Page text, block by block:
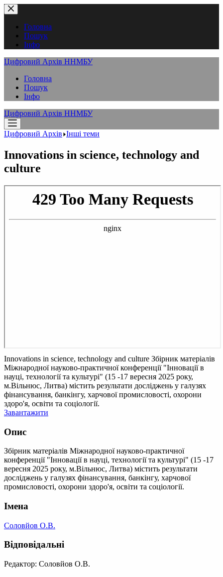
Перейти
до
вмістуГоловна
Пошук
Інфо
Цифровий Архів ННМБУ
Головна
Пошук
Інфо
Цифровий Архів ННМБУ
Цифровий Архів Інші теми
Innovations in science, technology and
culture
Innovations in science, technology and culture Збірник матеріалів
Міжнародної науково-практичної конференції "Інновації в
науці, технології та культурі" (15 -17 вересня 2025 року,
м.Вільнюс, Литва) містить результати досліджень у галузях
фінансування, банкінгу, харчової промисловості, охорони
здоро'я, освіти та соціології.
Завантажити
Опис
Збірник матеріалів Міжнародної науково-практичної
конференції "Інновації в науці, технології та культурі" (15 -17
вересня 2025 року, м.Вільнюс, Литва) містить результати
досліджень у галузях фінансування, банкінгу, харчової
промисловості, охорони здоро'я, освіти та соціології.
Імена
Соловйов О.В.
Відповідальні
Редактор: Соловйов О.В.